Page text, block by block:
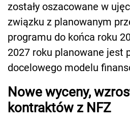
zostały oszacowane w
związku z planowanym
programu do końca roku
2027 roku planowane jest
docelowego modelu
Nowe wyceny,
kontraktów z NFZ